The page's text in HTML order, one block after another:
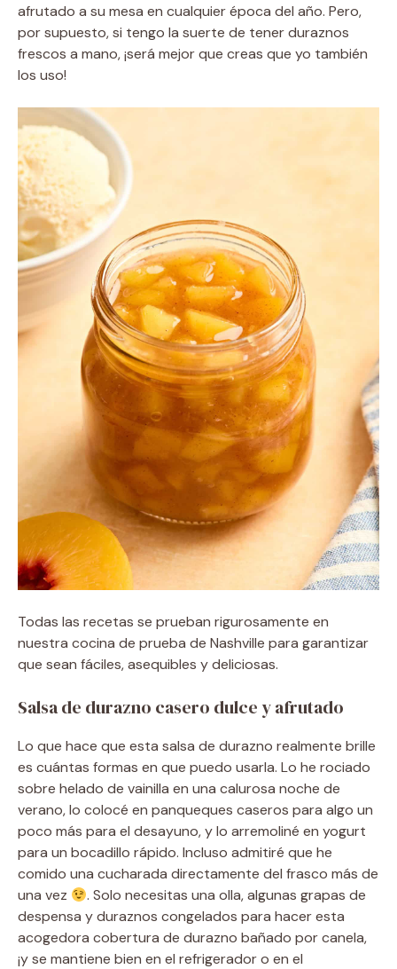
afrutado a su mesa en cualquier época del año. Pero,
por supuesto, si tengo la suerte de tener duraznos
frescos a mano, ¡será mejor que creas que yo también
los uso!
Todas las recetas se prueban rigurosamente en
nuestra cocina de prueba de Nashville para garantizar
que sean fáciles, asequibles y deliciosas.
Salsa de durazno casero dulce y afrutado
Lo que hace que esta salsa de durazno realmente brille
es cuántas formas en que puedo usarla. Lo he rociado
sobre helado de vainilla en una calurosa noche de
verano, lo colocé en panqueques caseros para algo un
poco más para el desayuno, y lo arremoliné en yogurt
para un bocadillo rápido. Incluso admitiré que he
comido una cucharada directamente del frasco más de
una vez
. Solo necesitas una olla, algunas grapas de
despensa y duraznos congelados para hacer esta
acogedora cobertura de durazno bañado por canela,
¡y se mantiene bien en el refrigerador o en el